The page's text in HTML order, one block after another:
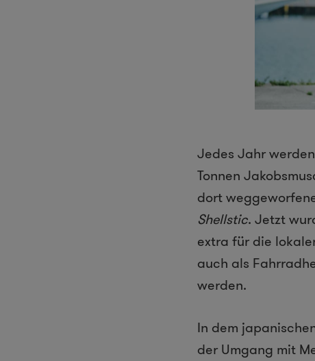
Jedes Jahr
Tonnen
dort
Shellstic. Jetzt
extra für die
auch als
werden.
In dem
der Umgang mit